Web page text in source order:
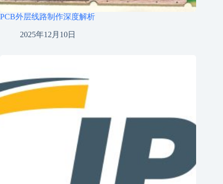
PCB外层线路制作深度解析
2025年12月10日